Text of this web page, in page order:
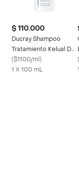
$ 110.000
Ducray Shampoo
Tratamiento Kelual Ds
Anticaspa
($1100/ml)
1 X 100 mL
(